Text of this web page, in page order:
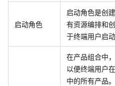
启动角色
启动角色是创
有资源编排和
于终端用户启动
在产品组合中
以便终端用户
中的所有产品。